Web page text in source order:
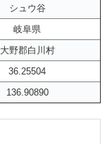
シュウ谷
岐阜県
大野郡白川村
36.25504
136.90890